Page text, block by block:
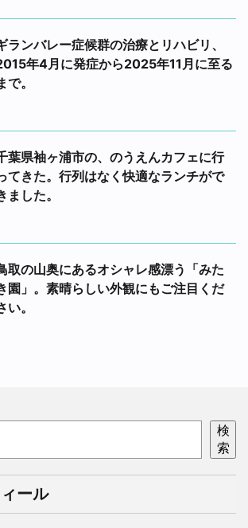
ランバレー症候群の治療とリハビリ、
年4月に発症から2025年11月に至る
で。
葉県袖ヶ浦市の、のうえんカフェに行
てきた。行列はなく快適なランチがで
ました。
取の山奥にあるオシャレ感漂う「みた
園」。素晴らしい外観にもご注目くだ
い。
検
索
ール